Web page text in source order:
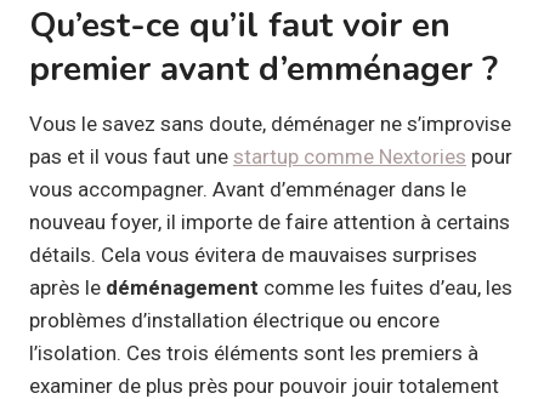
Qu’est-ce qu’il faut voir en
premier avant d’emménager ?
Vous le savez sans doute, déménager ne s’improvise
pas et il vous faut une startup comme Nextories pour
vous accompagner. Avant d’emménager dans le
nouveau foyer, il importe de faire attention à certains
détails. Cela vous évitera de mauvaises surprises
après le déménagement comme les fuites d’eau, les
problèmes d’installation électrique ou encore
l’isolation. Ces trois éléments sont les premiers à
examiner de plus près pour pouvoir jouir totalement